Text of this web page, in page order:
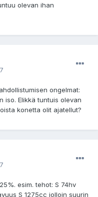
olevan ihan
ongelmat:
iso. Elikkä tuntuis olevan
konetta olit ajatellut?
esim. tehot: S 74hv
S 1275cc jolloin suurin